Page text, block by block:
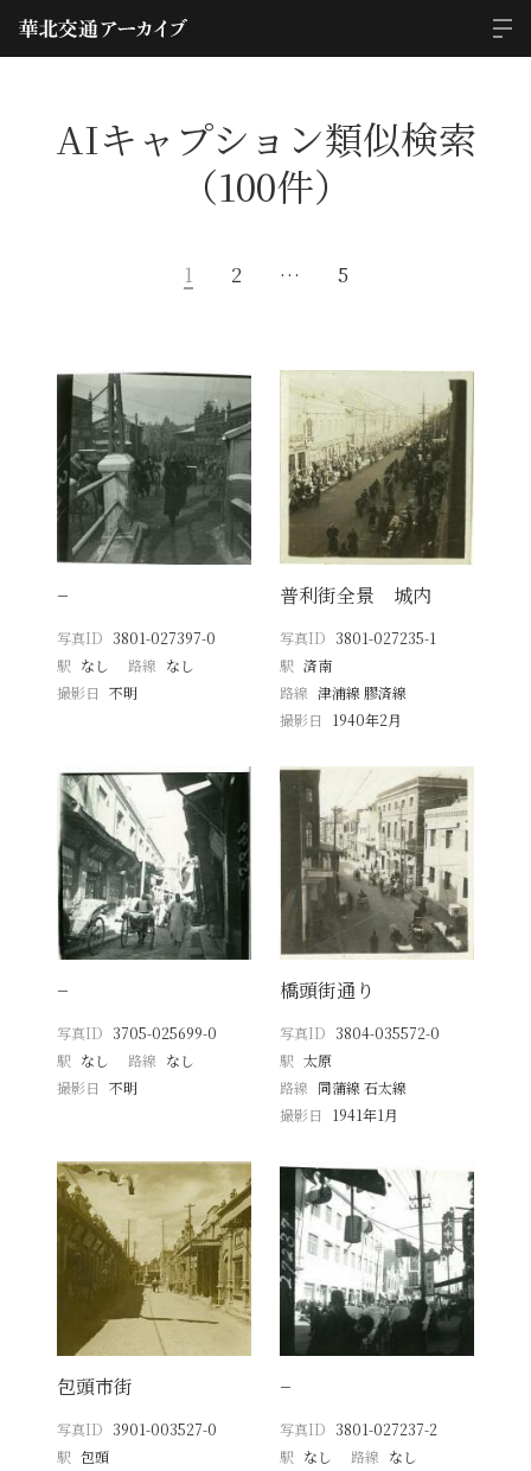
AIキャプション類似検索
（100件）
1 2 … 5
−
写真ID 3801-027397-0
駅 なし 路線 なし
撮影日
不明
普利街全景 城内
写真ID 3801-027235-1
駅 済南
路線 津浦線 膠済線
撮影日
1940年2月
−
写真ID 3705-025699-0
駅 なし 路線 なし
撮影日
不明
橋頭街通り
写真ID 3804-035572-0
駅 太原
路線 同蒲線 石太線
撮影日
1941年1月
包頭市街
写真ID 3901-003527-0
駅 包頭
−
写真ID 3801-027237-2
駅 なし 路線 なし